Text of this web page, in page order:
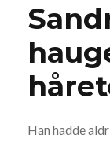
Han hadde